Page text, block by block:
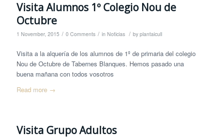
Visita Alumnos 1º Colegio Nou de
Octubre
1 November, 2015 / 0 Comments / in Noticias / by plantaicull
Visita a la alquería de los alumnos de 1º de primaria del colegio
Nou de Octubre de Tabernes Blanques. Hemos pasado una
buena mañana con todos vosotros
Read more→
Visita Grupo Adultos